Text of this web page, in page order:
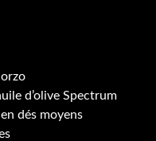
d’olive Spectrum
dés moyens